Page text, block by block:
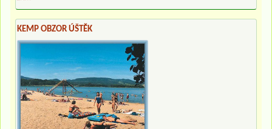
KEMP OBZOR ÚŠTĚK